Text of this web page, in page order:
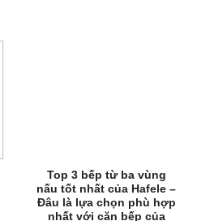
Top 3 bếp từ ba vùng
nấu tốt nhất của Hafele –
Đâu là lựa chọn phù hợp
nhất với căn bếp của